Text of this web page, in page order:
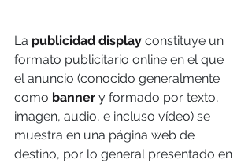
La publicidad display constituye un
formato publicitario online en el que
el anuncio (conocido generalmente
como banner y formado por texto,
imagen, audio, e incluso vídeo) se
muestra en una página web de
destino, por lo general presentado en